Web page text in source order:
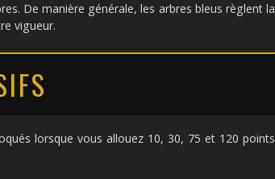
De manière générale, les arbres bleus règlent la
vigueur.
lorsque vous allouez 10, 30, 75 et 120 points